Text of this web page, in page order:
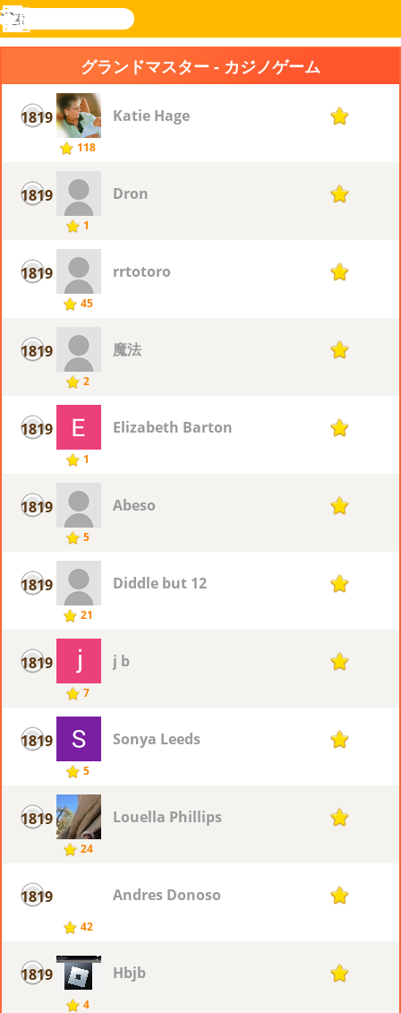
Novel
検
索
ログ
メ
ニ
ー
グランドマスター - カジノゲーム
1819
118
Katie Hage 1
1819
1
Dron 1
1819
45
rrtotoro 1
1819
2
魔法 1
1819
1
Elizabeth Barton 1
1819
5
Abeso 1
1819
21
Diddle but 12 1
1819
7
j b 1
1819
5
Sonya Leeds 1
1819
24
Louella Phillips 1
1819
42
Andres Donoso 1
1819
4
Hbjb 1